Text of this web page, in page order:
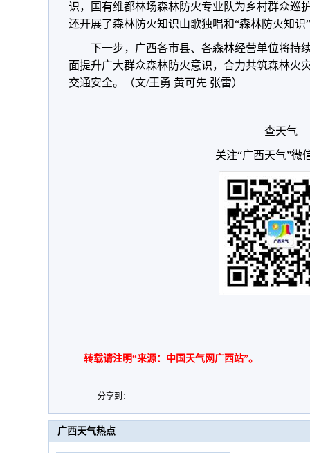
识，国有维都林场森林防火专业队为乡村群众巡
还开展了森林防火知识山歌独唱和“森林防火知识
下一步，广西各市县、各森林经营单位将持
面提升广大群众森林防火意识，合力共筑森林火
交通安全。（文/王勇 黄可先 张雷）
查天气
关注“广西天气”微
转载请注明“来源：中国天气网广西站”。
分享到：
广西天气热点